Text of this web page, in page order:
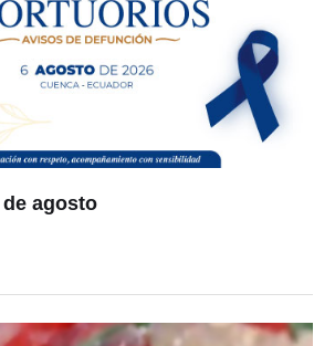
agosto